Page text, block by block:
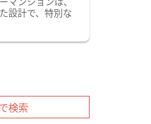
設計で、特別な
検索